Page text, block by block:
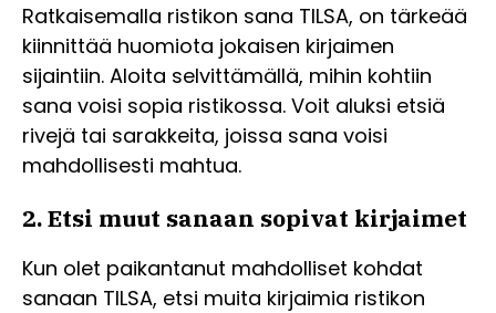
Ratkaisemalla ristikon sana TILSA, on tärkeää
kiinnittää huomiota jokaisen kirjaimen
sijaintiin. Aloita selvittämällä, mihin kohtiin
sana voisi sopia ristikossa. Voit aluksi etsiä
rivejä tai sarakkeita, joissa sana voisi
mahdollisesti mahtua.
2. Etsi muut sanaan sopivat kirjaimet
Kun olet paikantanut mahdolliset kohdat
sanaan TILSA, etsi muita kirjaimia ristikon